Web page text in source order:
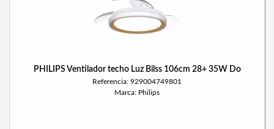
PHILIPS Ventilador techo Luz Bilss 106cm 28+ 35W Do
Referencia: 929004749801
Marca: Philips